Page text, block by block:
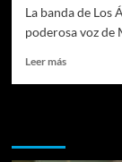
La banda de Los
poderosa voz de
Leer másLeer
estrena